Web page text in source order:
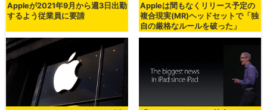
Appleが2021年9月から週3日出勤
するよう従業員に要請
Appleは間もなくリリース予定の
複合現実(MR)ヘッドセットで「独
自の厳格なルールを破った」